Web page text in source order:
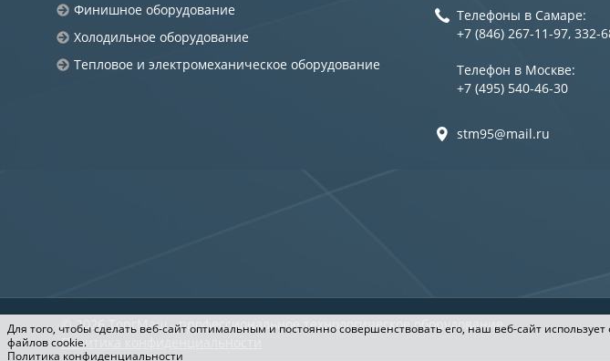
Финишное оборудование
Холодильное оборудование
Тепловое и электромеханическое оборудование
Телефоны в Самаре:
+7 (846) 267-11-97, 332-
Телефон в Москве:
+7 (495) 540-46-30
stm95@mail.ru
© 2026ТоргМаш- профессиональное технологическое оборудование
Политика конфиденциальности
Для того, чтобы сделать веб-сайт оптимальным и постоянно совершенствовать его, наш веб-сайт
файлов cookie.
Политика конфиденциальности